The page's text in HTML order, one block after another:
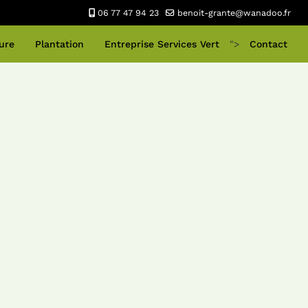
06 77 47 94 23 benoit-grante@wanadoo.fr
Plantation Entreprise Services Vert "> Contact